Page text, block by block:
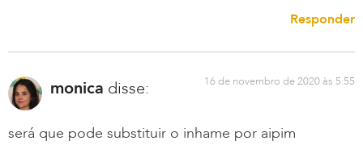
Responder
monica disse: 16 de novembro de 2020 às 5:55
será que pode substituir o inhame por aipim